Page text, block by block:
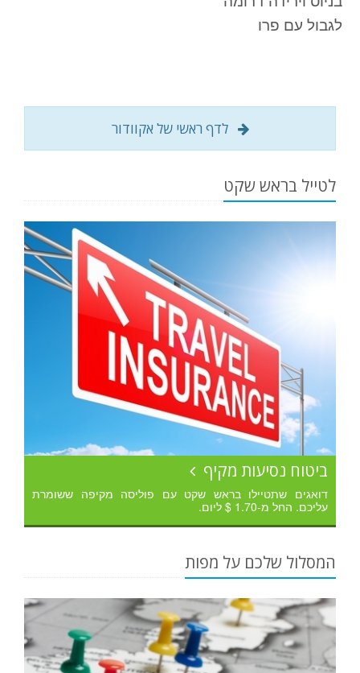
לגבול עם פרו
לדף ראשי של אקוודור
לטייל בראש שקט
ביטוח נסיעות מקיף
דואגים שתטיילו בראש שקט עם פוליסה מקיפה ששומרת
עליכם. החל מ-1.70 $ ליום.
המסלול שלכם על מפות